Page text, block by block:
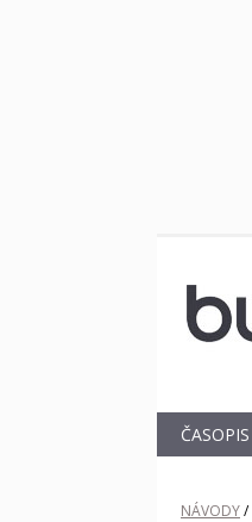
ČASOPIS
NÁVODY/